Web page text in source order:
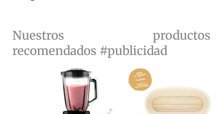
Nuestros productos
recomendados #publicidad